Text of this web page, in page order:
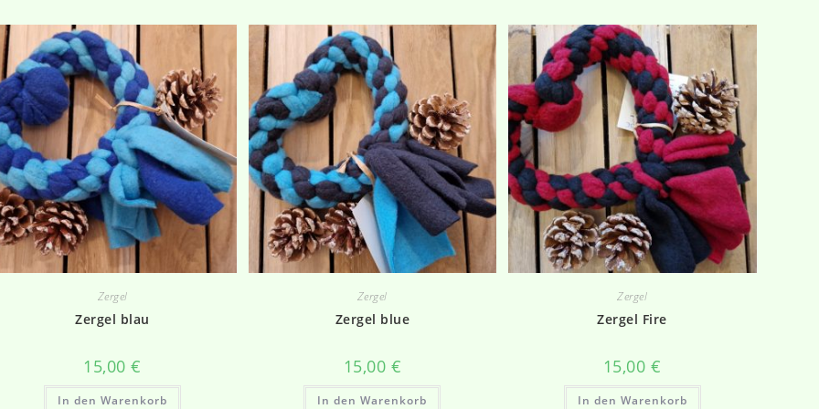
Zergel
Zergel blau
15,00€
In den Warenkorb
Zergel
Zergel blue
15,00 €
In den Warenkorb
Zergel
Zergel Fire
15,00 €
In den Warenkorb